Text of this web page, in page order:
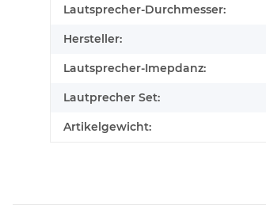
Produkteigenschaft
Wert
Lautsprecher-Durchmesser:
Hersteller:
Lautsprecher-Imepdanz:
Lautprecher Set:
Artikelgewicht: